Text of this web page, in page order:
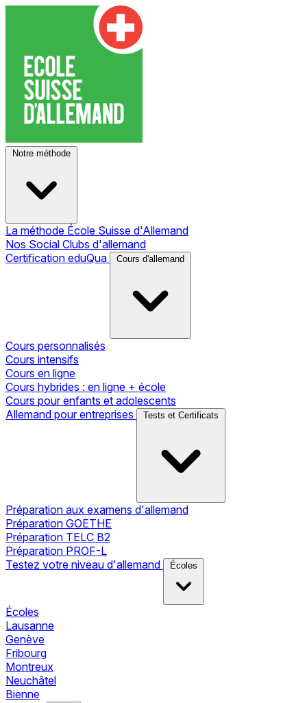
Notre méthode
La méthode École Suisse d'Allemand
Nos Social Clubs d'allemand
Certification eduQua
Cours d'allemand
Cours personnalisés
Cours intensifs
Cours en ligne
Cours hybrides : en ligne + école
Cours pour enfants et adolescents
Allemand pour entreprises
Tests et Certificats
Préparation aux examens d'allemand
Préparation GOETHE
Préparation TELC B2
Préparation PROF-L
Testez votre niveau d'allemand
Écoles
Écoles
Lausanne
Genève
Fribourg
Montreux
Neuchâtel
Bienne